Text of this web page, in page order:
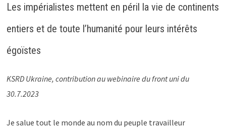
Les impérialistes mettent en péril la vie de continents
entiers et de toute l’humanité pour leurs intérêts
égoïstes
KSRD Ukraine, contribution au webinaire du front uni du
30.7.2023
Je salue tout le monde au nom du peuple travailleur